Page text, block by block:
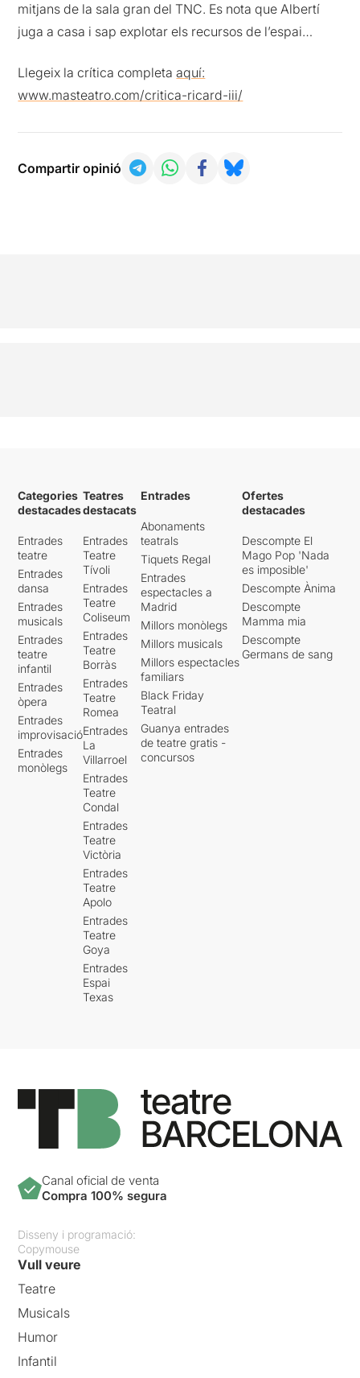
mitjans de la sala gran del TNC. Es nota que Albertí
juga a casa i sap explotar els recursos de l’espai…
Llegeix la crítica completaaquí:
www.masteatro.com/critica-ricard-iii/
Compartir opinió
Categories
destacades
Entrades
teatre
Entrades
dansa
Entrades
musicals
Entrades
teatre
infantil
Entrades
òpera
Entrades
improvisació
Entrades
monòlegs
Teatres
destacats
Entrades
Teatre
Tívoli
Entrades
Teatre
Coliseum
Entrades
Teatre
Borràs
Entrades
Teatre
Romea
Entrades
La
Villarroel
Entrades
Teatre
Condal
Entrades
Teatre
Victòria
Entrades
Teatre
Apolo
Entrades
Teatre
Goya
Entrades
Espai
Texas
Entrades
Abonaments
teatrals
Tiquets Regal
Entrades
espectacles a
Madrid
Millors monòlegs
Millors musicals
Millors espectacles
familiars
Black Friday
Teatral
Guanya entrades
de teatre gratis -
concursos
Ofertes
destacades
Descompte El
Mago Pop 'Nada
es imposible'
Descompte Ànima
Descompte
Mamma mia
Descompte
Germans de sang
Canal oficial de venta
Compra 100% segura
Disseny i programació:
Copymouse
Vull veure
Teatre
Musicals
Humor
Infantil